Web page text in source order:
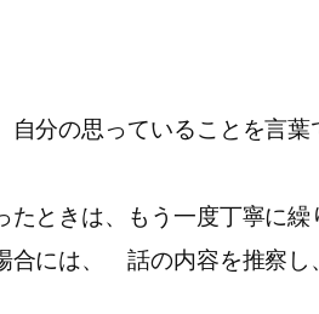
分の思っていることを言
ときは、もう一度丁寧に
合には、 話の内容を推察